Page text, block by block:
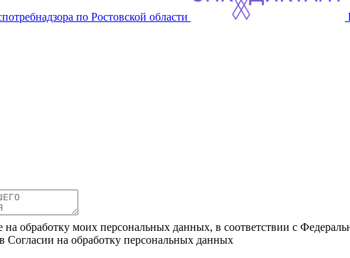
по Ростовской области
обработку моих персональных данных, в соответствии с
Согласии на обработку персональных данных